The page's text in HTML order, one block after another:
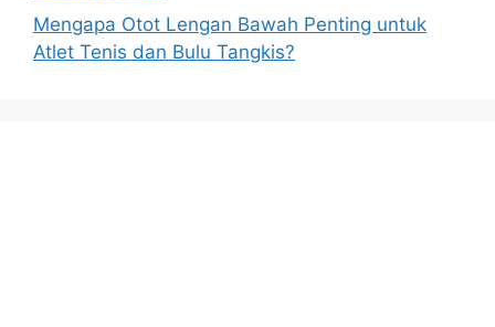
Mengapa Otot Lengan Bawah Penting untuk
Atlet Tenis dan Bulu Tangkis?